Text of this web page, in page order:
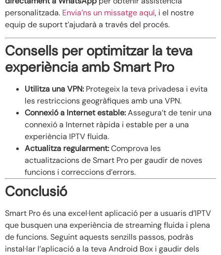
personalitzada. Envia’ns un missatge aquí, i el nostre
equip de suport t’ajudarà a través del procés.
Consells per optimitzar la teva
experiència amb Smart Pro
Utilitza una VPN: Protegeix la teva privadesa i evita
les restriccions geogràfiques amb una VPN.
Connexió a Internet estable:Assegura’t de tenir una
connexió a Internet ràpida i estable per a una
experiència IPTV fluida.
Actualitza regularment:Comprova les
actualitzacions de Smart Pro per gaudir de noves
funcions i correccions d’errors.
Conclusió
Smart Pro és una excel·lent aplicació per a usuaris d’IPTV
que busquen una experiència de streaming fluida i plena
de funcions. Seguint aquests senzills passos, podràs
instal·lar l’aplicació a la teva Android Box i gaudir dels